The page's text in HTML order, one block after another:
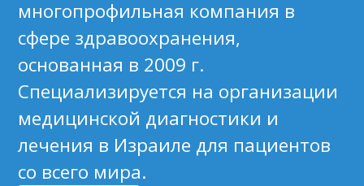
многопрофильная компания в
сфере здравоохранения,
основанная в 2009 г.
Специализируется на организации
медицинской диагностики и
лечения в Израиле для пациентов
со всего мира.